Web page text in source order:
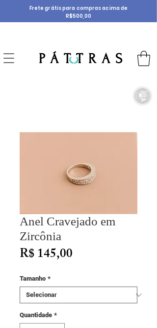
P Á T T R A S
Frete grátis para compras acima de
R$500,00
Anel Cravejado em
Zircônia
R$ 145,00
Tamanho *
Quantidade *